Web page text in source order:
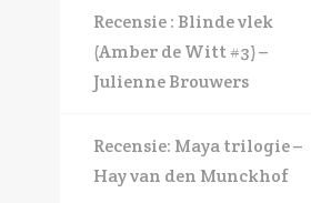
Recensie : Blinde vlek
(Amber de Witt #3) –
Julienne Brouwers
Recensie: Maya trilogie –
Hay van den Munckhof